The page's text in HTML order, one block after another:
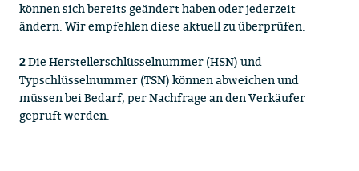
können sich bereits geändert haben oder jederzeit
ändern. Wir empfehlen diese aktuell zu überprüfen.
2Die Herstellerschlüsselnummer (HSN) und
Typschlüsselnummer (TSN) können abweichen und
müssen bei Bedarf, per Nachfrage an den Verkäufer
geprüft werden.